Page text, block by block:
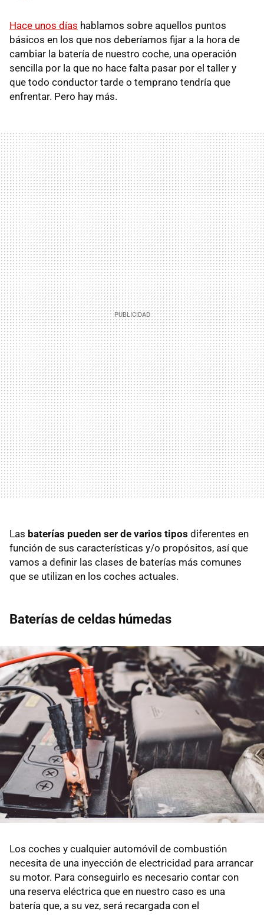
Hace unos días hablamos sobre aquellos puntos
básicos en los que nos deberíamos fijar a la hora de
cambiar la batería de nuestro coche, una operación
sencilla por la que no hace falta pasar por el taller y
que todo conductor tarde o temprano tendría que
enfrentar. Pero hay más.
Las baterías pueden ser de varios tipos diferentes en
función de sus características y/o propósitos, así que
vamos a definir las clases de baterías más comunes
que se utilizan en los coches actuales.
Baterías de celdas húmedas
Los coches y cualquier automóvil de combustión
necesita de una inyección de electricidad para arrancar
su motor. Para conseguirlo es necesario contar con
una reserva eléctrica que en nuestro caso es una
batería que, a su vez, será recargada con el